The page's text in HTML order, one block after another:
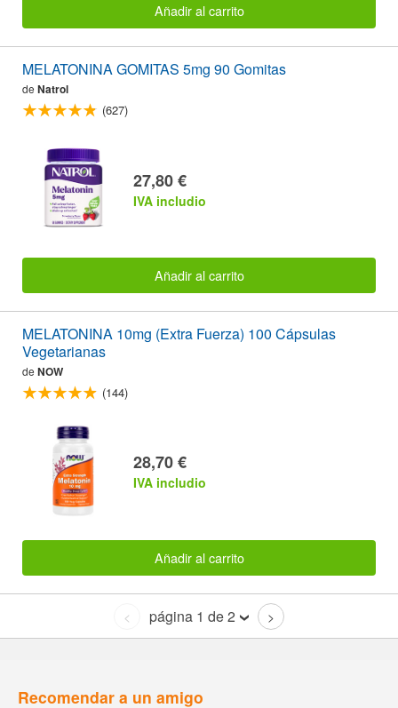
Añadir al carrito
MELATONINA GOMITAS 5mg 90 Gomitas
de Natrol
(627)
27,80 €
IVA includio
Añadir al carrito
MELATONINA 10mg (Extra Fuerza) 100 Cápsulas
Vegetarianas
de NOW
(144)
28,70 €
IVA includio
Añadir al carrito
< página 1 de 2 >
Recomendar a un amigo